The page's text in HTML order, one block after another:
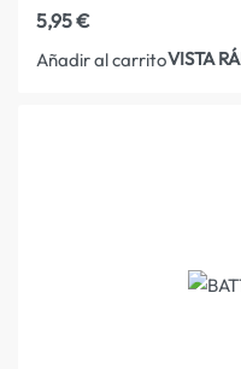
5,95€
Añadir al carritoVISTA